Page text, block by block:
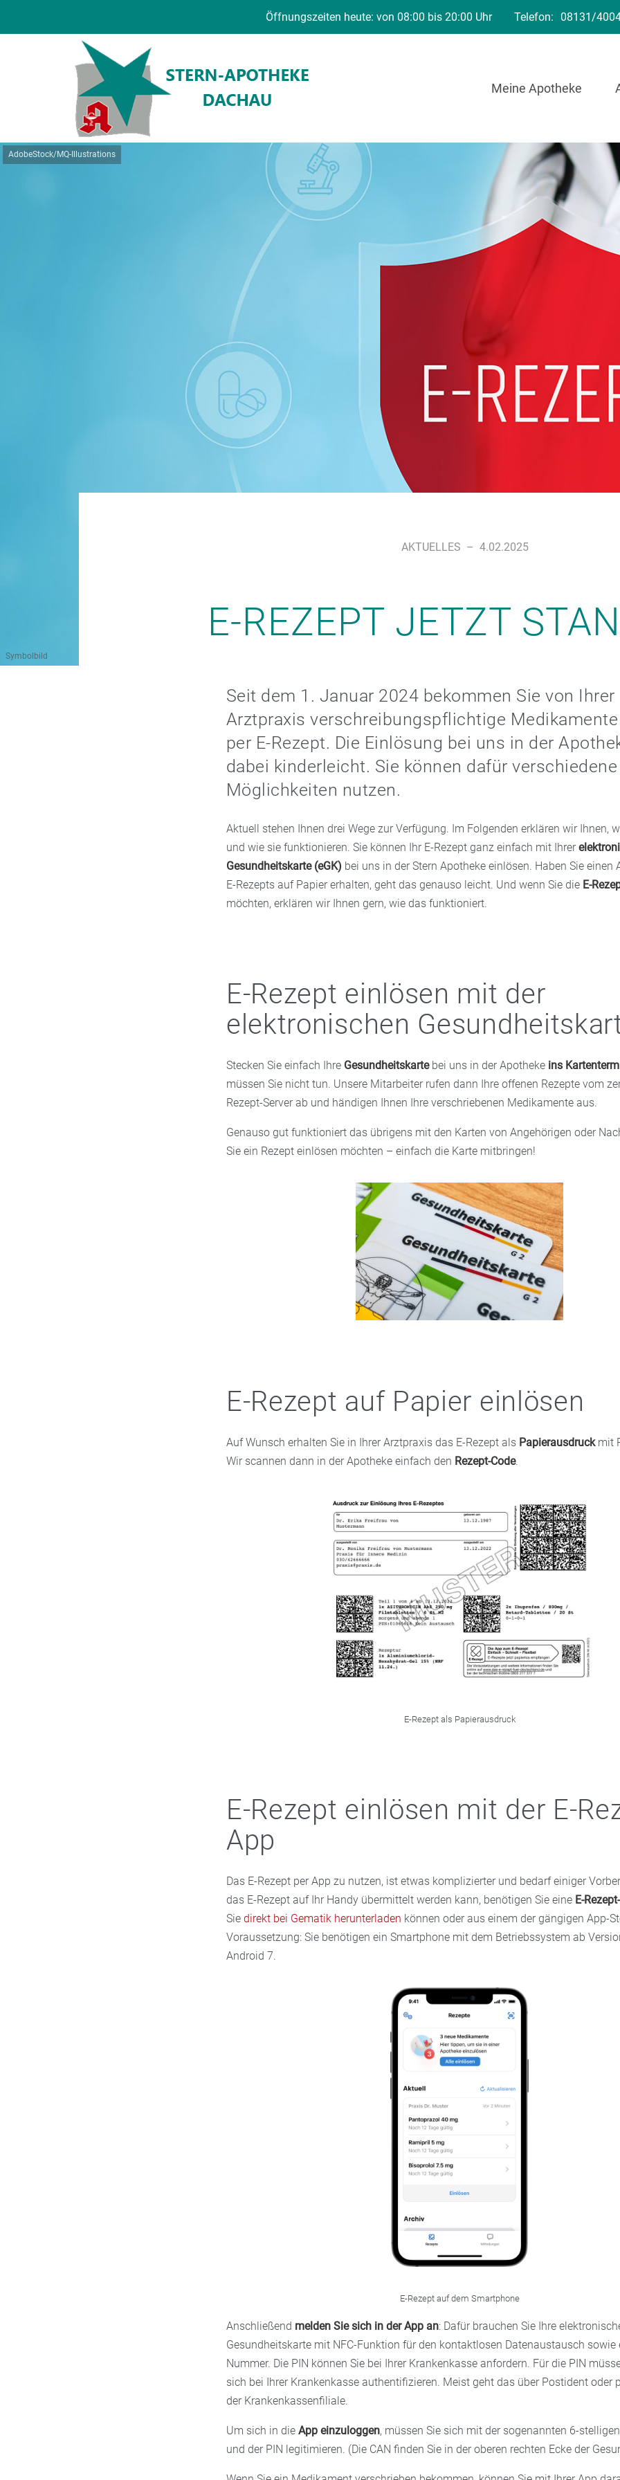
Öffnungszeiten heute: von 08:00 bis 20:00 Uhr Telefon: 08131/
Meine Apotheke
AdobeStock/MQ-Illustrations
Symbolbild
AKTUELLES – 4.02.2025
E-REZEPT JETZT
Seit dem 1. Januar 2024 bekommen Sie von Ihrer
Arztpraxis verschreibungspflichtige
per E-Rezept. Die Einlösung bei uns in der
dabei kinderleicht. Sie können dafür verschiedene
Möglichkeiten nutzen.
Aktuell stehen Ihnen drei Wege zur Verfügung. Im Folgenden erklären wir Ihnen,
und wie sie funktionieren. Sie können Ihr E-Rezept ganz einfach mit Ihrer
Gesundheitskarte (eGK) bei uns in der Stern Apotheke einlösen. Haben Sie einen
E-Rezepts auf Papier erhalten, geht das genauso leicht. Und wenn Sie die E-
möchten, erklären wir Ihnen gern, wie das funktioniert.
E-Rezept einlösen mit der
elektronischen
Stecken Sie einfach Ihre Gesundheitskartebei uns in der Apotheke ins
müssen Sie nicht tun. Unsere Mitarbeiter rufen dann Ihre offenen Rezepte vom
Rezept-Server ab und händigen Ihnen Ihre verschriebenen Medikamente aus.
Genauso gut funktioniert das übrigens mit den Karten von Angehörigen oder
Sie ein Rezept einlösen möchten – einfach die Karte mitbringen!
E-Rezept auf Papier einlösen
Auf Wunsch erhalten Sie in Ihrer Arztpraxis das E-Rezept als Papierausdruckmit
Wir scannen dann in der Apotheke einfach den Rezept-Code.
E-Rezept als Papierausdruck
E-Rezept einlösen mit der E-
App
Das E-Rezept per App zu nutzen, ist etwas komplizierter und bedarf einiger
das E-Rezept auf Ihr Handy übermittelt werden kann, benötigen Sie eine E-
Sie direkt bei Gematik herunterladen können oder aus einem der gängigen App-
Voraussetzung: Sie benötigen ein Smartphone mit dem Betriebssystem ab
Android 7.
E-Rezept auf dem Smartphone
Anschließend melden Sie sich in der App an: Dafür brauchen Sie Ihre
Gesundheitskarte mit NFC-Funktion für den kontaktlosen Datenaustausch sowie
Nummer. Die PIN können Sie bei Ihrer Krankenkasse anfordern. Für die PIN
sich bei Ihrer Krankenkasse authentifizieren. Meist geht das über Postident oder
der Krankenkassenfiliale.
Um sich in die App einzuloggen, müssen Sie sich mit der sogenannten 6-
und der PIN legitimieren. (Die CAN finden Sie in der oberen rechten Ecke der